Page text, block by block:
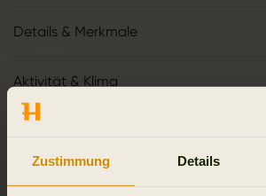
Zustimmung Details
Details & Merkmale
Aktivität & Klima